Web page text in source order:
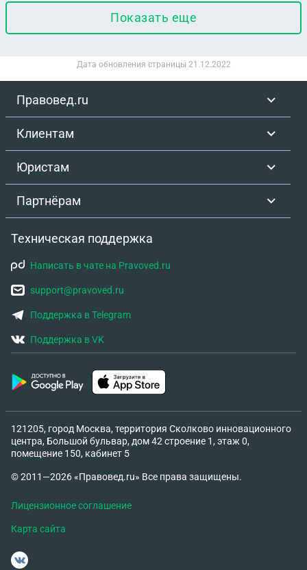
Показать еще
Дата обновления страницы 21.12.2022
Правовед.ru
Клиентам
Юристам
Партнёрам
Техническая поддержка
Написать в чате на Pravoved.ru
support@pravoved.ru
Поддержка в Telegram
Поддержка в VK
121205, город Москва, территория Сколково инновационного
центра, Большой бульвар, дом 42 строение 1, этаж 0,
помещение 150, кабинет 5
© 2011—2026 «Правовед.ru» Все права защищены.
Лицензионное соглашение
Карта сайта